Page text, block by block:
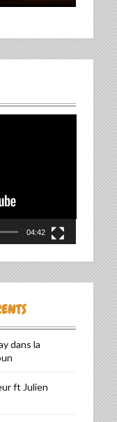
04:42
dans la
ft Julien